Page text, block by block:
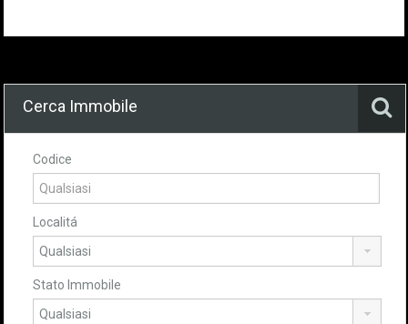
Cerca Immobile
Codice
Localitá
Stato Immobile